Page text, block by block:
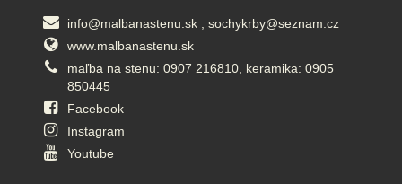
info@malbanastenu.sk , sochykrby@seznam.cz
www.malbanastenu.sk
maľba na stenu: 0907 216810, keramika: 0905
850445
Facebook
Instagram
Youtube